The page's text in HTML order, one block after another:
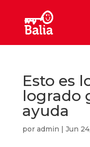
Esto es
logrado
ayuda
por admin | Jun